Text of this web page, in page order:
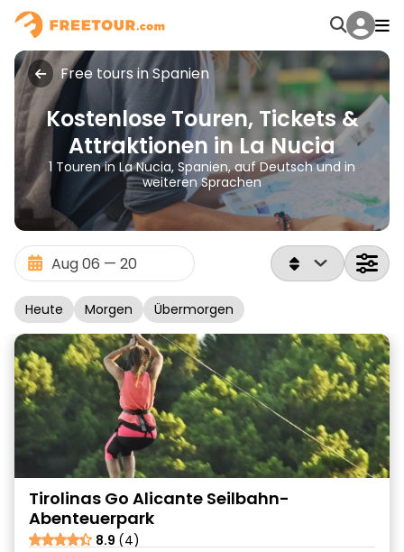
Free tours in Spanien
Kostenlose Touren, Tickets &
Attraktionen in La Nucia
1 Touren in La Nucia, Spanien, auf Deutsch und in
weiteren Sprachen
Heute Morgen Übermorgen
Tirolinas Go Alicante Seilbahn-
Abenteuerpark
8.9 (4)